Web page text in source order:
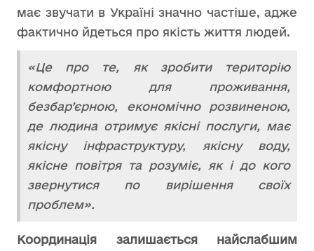
має звучати в Україні значно частіше, адже
фактично йдеться про якість життя людей.
«Це про те, як зробити територію
комфортною для проживання,
безбар’єрною, економічно розвиненою,
де людина отримує якісні послуги, має
якісну інфраструктуру, якісну воду,
якісне повітря та розуміє, як і до кого
звернутися по вирішення своїх
проблем».
Координація залишається найслабшим